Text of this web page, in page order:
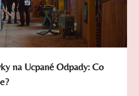
na Ucpané Odpady: Co